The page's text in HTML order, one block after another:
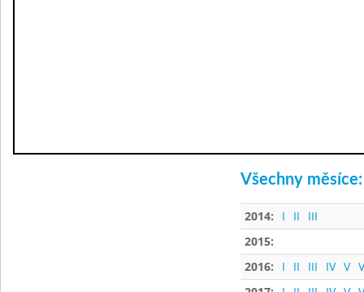
Všechny měsíce:
2014: I II
III
2015:
2016:
I II III IV V